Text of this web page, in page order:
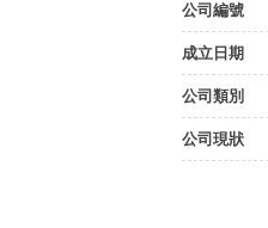
公司編號
成立日期
公司類別
公司現狀